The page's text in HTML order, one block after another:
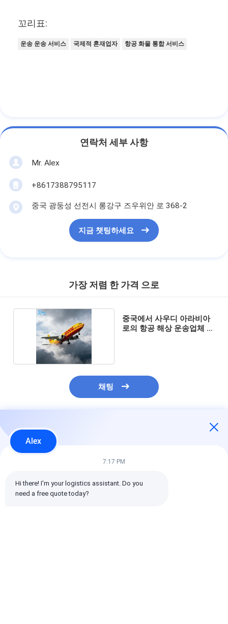
꼬리표:
운송 운송 서비스 국제적 혼재업자 항공 화물 통합 서비스
연락처 세부 사항
Mr. Alex
+8617388795117
중국 광둥성 선전시 롱강구 즈우위안 로 368-2
지금 챗팅하세요
가장 저렴 한 가격 으로
중국에서 사우디 아라비아
로의 항공 해상 운송업체 국
채팅
추천된 제품
Alex
7:17 PM
Hi there! I'm your logistics assistant. Do you
need a free quote today?